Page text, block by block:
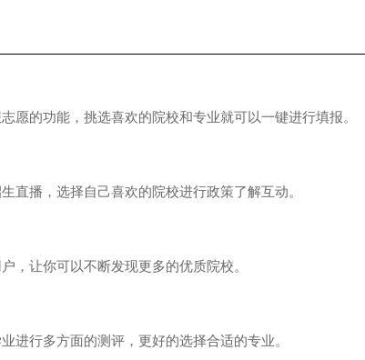
的功能，挑选喜欢的院校和专业就可以一键进行填报。
播，选择自己喜欢的院校进行政策了解互动。
让你可以不断发现更多的优质院校。
行多方面的测评，更好的选择合适的专业。